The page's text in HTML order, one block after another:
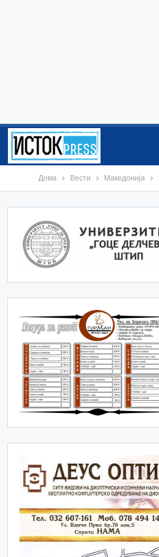
Дома Вести Македонија